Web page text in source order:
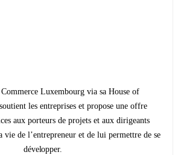
Luxembourg via sa House of
les entreprises et propose une offre
aux porteurs de projets et aux dirigeants
de l’entrepreneur et de lui permettre de se
développer.